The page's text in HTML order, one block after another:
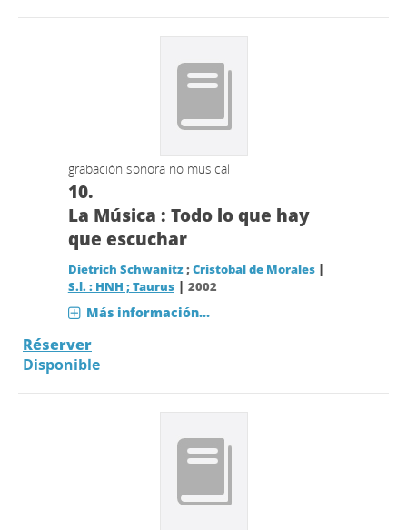
grabación sonora no musical
10.
La Música : Todo lo que hay
que escuchar
Dietrich Schwanitz;Cristobal de Morales |
S.l. : HNH ; Taurus| 2002
Más información...
Réserver
Disponible